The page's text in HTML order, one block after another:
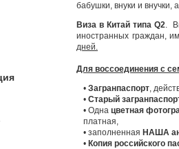
бабушки, внуки и
Виза в Китай типа Q2.
иностранных граждан,
дней.
Для воссоединения с
• Загранпаспорт,
• Старый
• Одна цветная
платная,
• заполненная НАША
• Копия российского